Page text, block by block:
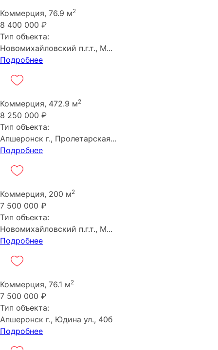
Коммерция, 76.9 м2
8 400 000 ₽
Тип объекта:
Новомихайловский п.г.т., М...
Подробнее
Коммерция, 472.9 м2
8 250 000 ₽
Тип объекта:
Апшеронск г., Пролетарская...
Подробнее
Коммерция, 200 м2
7 500 000 ₽
Тип объекта:
Новомихайловский п.г.т., М...
Подробнее
Коммерция, 76.1 м2
7 500 000 ₽
Тип объекта:
Апшеронск г., Юдина ул., 40б
Подробнее